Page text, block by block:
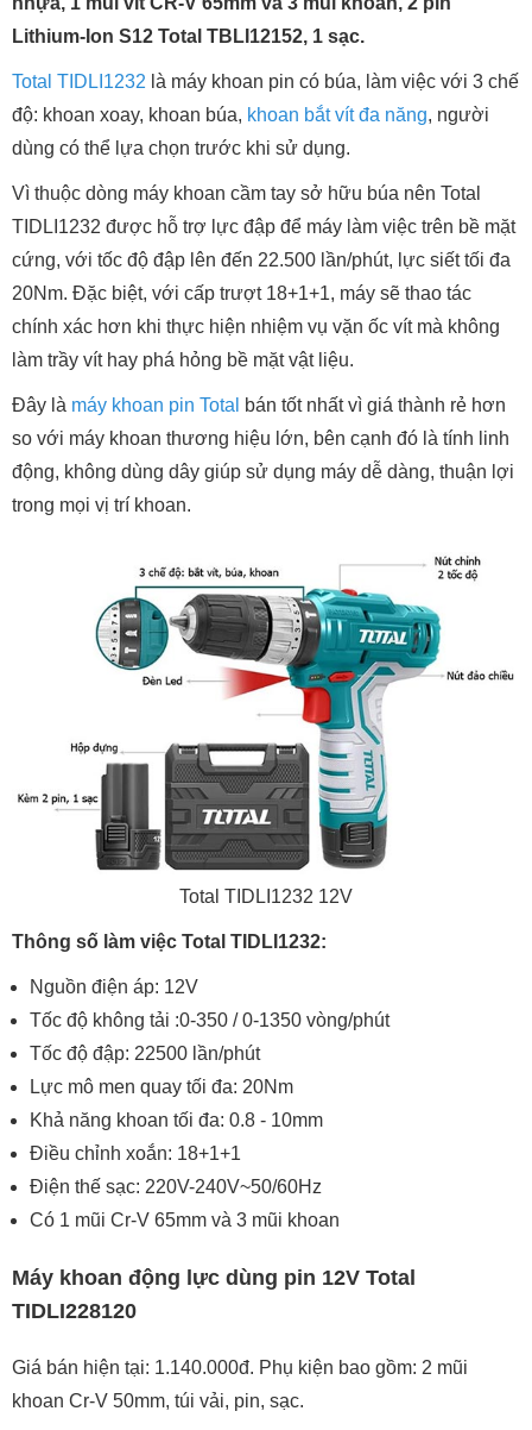
Lithium-Ion S12 Total TBLI12152, 1 sạc.
Total TIDLI1232 là máy khoan pin có búa, làm việc với 3 chế
độ: khoan xoay, khoan búa, khoan bắt vít đa năng, người
dùng có thể lựa chọn trước khi sử dụng.
Vì thuộc dòng máy khoan cầm tay sở hữu búa nên Total
TIDLI1232 được hỗ trợ lực đập để máy làm việc trên bề mặt
cứng, với tốc độ đập lên đến 22.500 lần/phút, lực siết tối đa
20Nm. Đặc biệt, với cấp trượt 18+1+1, máy sẽ thao tác
chính xác hơn khi thực hiện nhiệm vụ vặn ốc vít mà không
làm trầy vít hay phá hỏng bề mặt vật liệu.
Đây là máy khoan pin Total
bán tốt nhất vì giá thành rẻ hơn
so với máy khoan thương hiệu lớn, bên cạnh đó là tính linh
động, không dùng dây giúp sử dụng máy dễ dàng, thuận lợi
trong mọi vị trí khoan.
Total TIDLI1232 12V
Thông số làm việc Total TIDLI1232:
Nguồn điện áp: 12V
Tốc độ không tải :0-350 / 0-1350 vòng/phút
Tốc độ đập: 22500 lần/phút
Lực mô men quay tối đa: 20Nm
Khả năng khoan tối đa: 0.8 - 10mm
Điều chỉnh xoắn: 18+1+1
Điện thế sạc: 220V-240V~50/60Hz
Có 1 mũi Cr-V 65mm và 3 mũi khoan
Máy khoan động lực dùng pin 12V Total
TIDLI228120
Giá bán hiện tại: 1.140.000đ. Phụ kiện bao gồm: 2 mũi
khoan Cr-V 50mm, túi vải, pin, sạc.